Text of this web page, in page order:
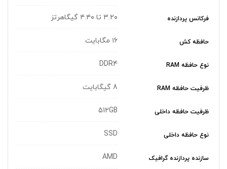
فرکانس پردازنده ۳.۲۰ تا ۴.۴۰ گیگاهرتز
حافظه کش ۱۶ مگابایت
نوع حافظه RAM DDR4
ظرفیت حافظه RAM 8 گیگابایت
ظرفیت حافظه داخلی 512GB
نوع حافظه داخلی SSD
سازنده پردازنده گرافیک AMD